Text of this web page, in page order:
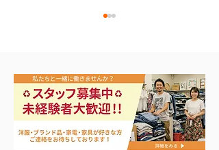
今日から